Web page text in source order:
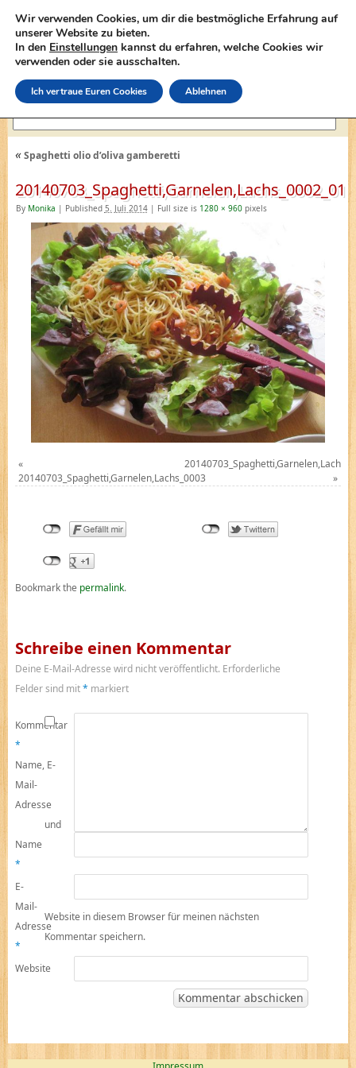
lasagne-rezepte.net
«Spaghetti olio d’oliva gamberetti
20140703_Spaghetti,Garnelen,Lachs_0002_01
By Monika | Published 5. Juli 2014 | Full size is 1280 × 960pixels
«
20140703_Spaghetti,Garnelen,Lachs_0003
»
Bookmark the permalink.
Schreibe einen Kommentar
Deine E-Mail-Adresse wird nicht veröffentlicht. Erforderliche
Felder sind mit* markiert
Kommentar
*
Name
*
E-
Mail-
Adresse
*
Website
Name, E-
Mail-
Adresse
und
Website in diesem Browser für meinen nächsten
Kommentar speichern.
Wir verwenden Cookies, um dir die bestmögliche Erfahrung auf
unserer Website zu bieten.
In den Einstellungen kannst du erfahren, welche Cookies wir
verwenden oder sie ausschalten.
Ich vertraue Euren Cookies Ablehnen